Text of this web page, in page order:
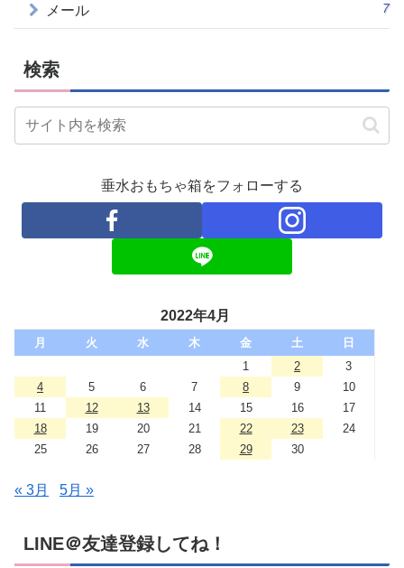
メール 7
検索
垂水おもちゃ箱をフォローする
2022年4月
月 火 水 木 金 土
日
1
2
3
4
5 6 7 8 9
10
11
12 13 14 15 16
17
18
19 20 21 22 23
24
25
26 27 28 29 30
« 3月 5月 »
LINE＠友達登録してね！